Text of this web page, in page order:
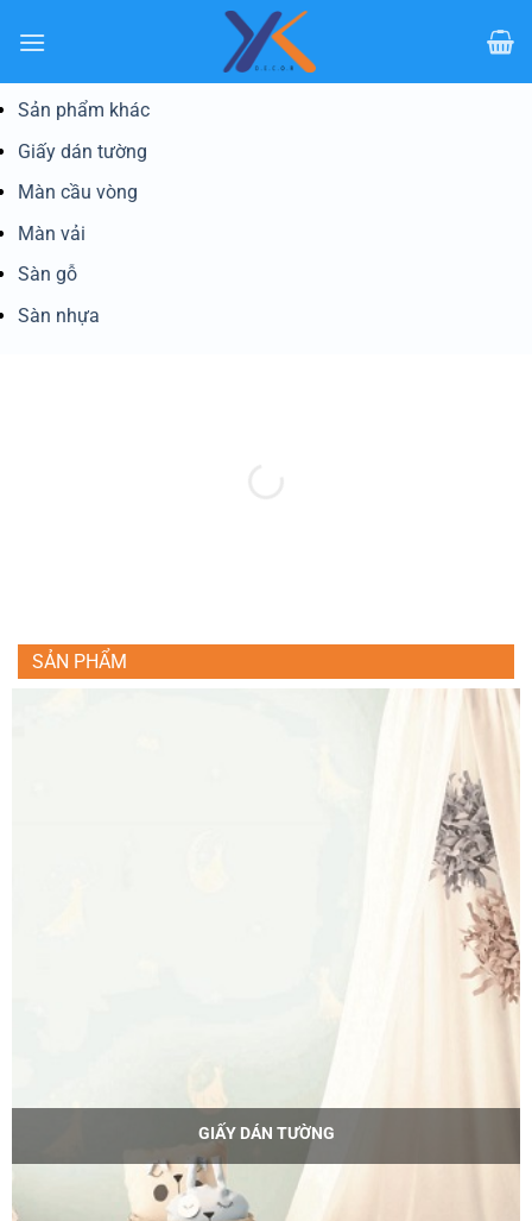
qua
dungSản phẩm khác
Giấy dán tường
Màn cầu vòng
Màn vải
Sàn gỗ
Sàn nhựa
SẢN PHẨM
GIẤY DÁN TƯỜNG